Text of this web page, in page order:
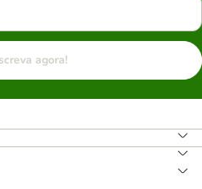
agora!